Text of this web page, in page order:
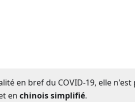
en bref du COVID-19, elle
en chinois simplifié.